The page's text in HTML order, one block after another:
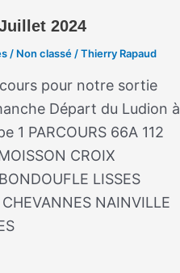
2024
/ Non classé/Thierry Rapaud
pour notre sortie
Départ du Ludion à
1 PARCOURS 66A 112
CROIX
LISSES
NAINVILLE